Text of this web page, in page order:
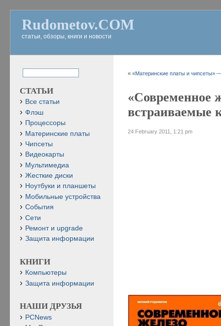
Rudometov.COM
статьи, обзоры, книги и новости
««Материнские платы и чипсеты»
«Современное
встраиваемые
24 February 2011, 1:21 pm
СТАТЬИ
Все статьи
Флэш
Процессоры
Материнские платы
Чипсеты
Видеокарты
Мультимедиа
Жесткие диски
Ноутбуки и планшеты
Мобильные устройства
События
Сети
Ремонт и upgrade
Защита информации
КНИГИ
Компьютеры
Защита информации
НАШИ ДРУЗЬЯ
PCNews